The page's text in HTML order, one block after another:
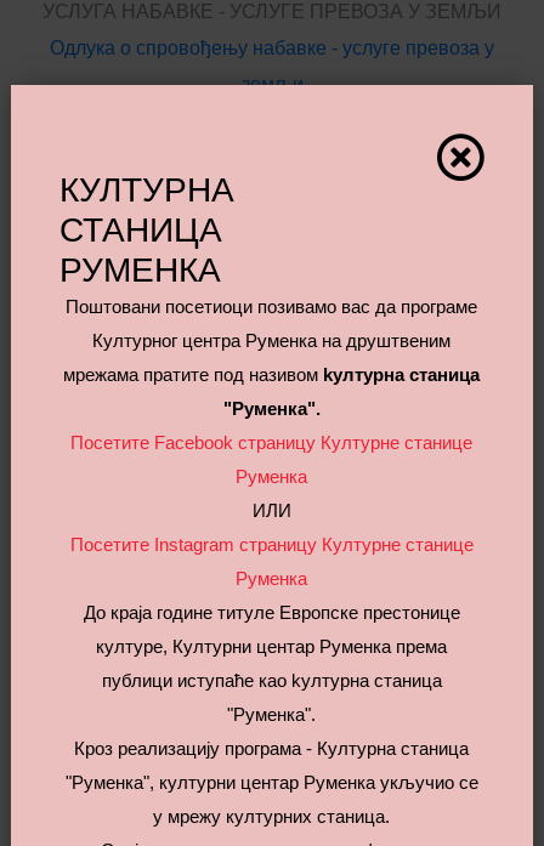
УСЛУГА НАБАВКЕ - УСЛУГЕ ПРЕВОЗА У ЗЕМЉИ
Одлука о спровођењу набавке - услуге превоза у
земљи
Спецификација за услугу набавке - услуге превоза у
Образац понуде за услугу набавке - услуге превоза у
земљи
Модел уговора за услугу набавке - услуге превоза у
земљи
Одлука о додели уговора за услугу набавке - услуге
превоза у земљи
УСЛУГА НАБАВКЕ - МЕДИЦИНСКЕ УСЛУГЕ -
СИСТЕМАТСКИ ПРЕГЛЕДИ ЗАПОСЛЕНИХ
Одлука о спровођењу набавке - медицинске услуге -
медицинске услуге - систематски прегледи запослених
Спецификација за услугу набавке - медицинске услуге -
систематски прегледи запослених
Образац понуде за услугу набавке - медицинске услуге
КУЛТУРНА
СТАНИЦА
РУМЕНКА
Поштовани посетиоци позивамо вас да програме
Културног центра Руменка на друштвеним
мрежама пратите под називом kултурна станица
"Руменка".
Посетите Facebook страницу Културне станице
Руменка
ИЛИ
Посетите Instagram страницу Културне станице
Руменка
До краја године титуле Европске престонице
културе, Културни центар Руменка према
публици иступаће као kултурна станица
"Руменка".
Кроз реализацију програма - Културна станица
"Руменка", културни центар Руменка укључио се
у мрежу културних станица.